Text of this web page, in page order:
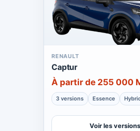
RENAULT
Captur
À partir de 255 000
3 versions Essence
Voir les versions